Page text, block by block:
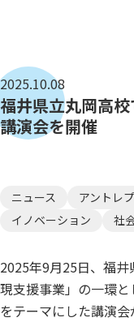
2025.10.08
福井県立丸岡高校
講演会を開催
ニュース アントレ
イノベーション
社
2025年9月25日、福
現支援事業」の一環と
をテーマにした講演